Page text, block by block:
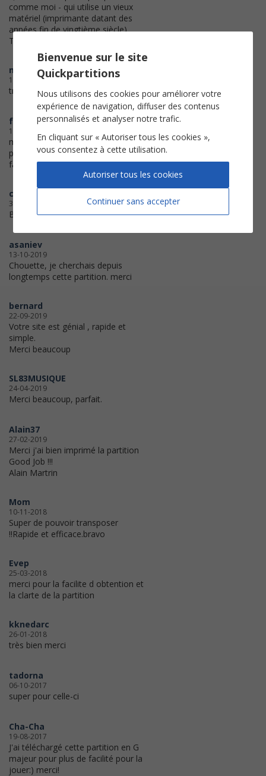
comme moi - qui utilise un vieux
matériel (imprimante datant des
années fin de vingtième siècle)
Très satisfaite par la prestation
mimi
15-07-2020
très pratique et vite fait. Merci
francoise
11-06-2020
merci, c'est parfait. Je ne pensais
pas trouver cette partition si
facilement
cantaero
31-05-2020
BONNE IMPRESSION
asaniev
13-10-2019
Chouette, je cherchais depuis
longtemps cette partition. merci
bernard
22-09-2019
Votre site est génial , rapide et
simple.
Merci beaucoup
SL83MUSIQUE
24-04-2019
Merci beaucoup, parfait.
Alain37
27-02-2019
Merci j'ai bien imprimé la partition
Good Job !!!
Alain Martrin
Mom
10-11-2018
Super de pouvoir transposer
!!Rapide et efficace.bravo
Evep
25-03-2018
merci pour la facilite d obtention et
la clarte de la partition
kknedarc
26-01-2018
très bien merci
tadorna
06-10-2017
super pour celle-ci
Cha-Cha
19-08-2017
J'ai téléchargé cette partition en G
majeur pour plus de facilité pour la
jouer:) merci!
Bienvenue sur le site
Quickpartitions
Nous utilisons des cookies pour améliorer votre
expérience de navigation, diffuser des contenus
personnalisés et analyser notre trafic.
En cliquant sur « Autoriser tous les cookies »,
vous consentez à cette utilisation.
Continuer sans accepter
Autoriser tous les cookies